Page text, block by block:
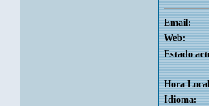
Email:
Web:
Estado
Hora
Idioma: